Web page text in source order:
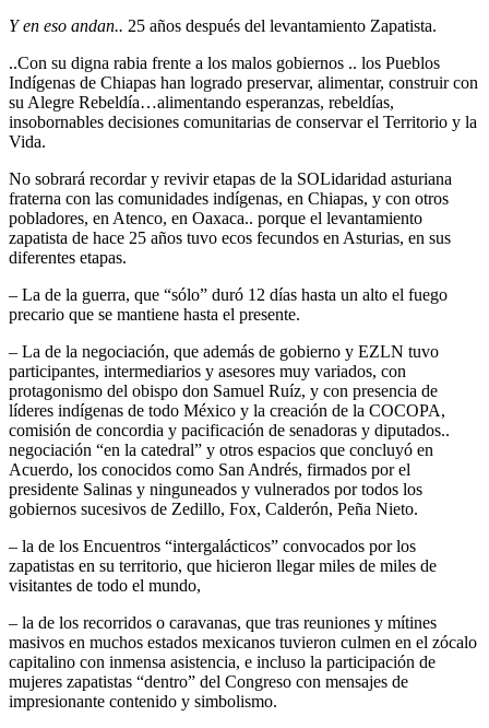
Y en eso andan.. 25 años después del levantamiento Zapatista.
..Con su digna rabia frente a los malos gobiernos .. los Pueblos
Indígenas de Chiapas han logrado preservar, alimentar, construir con
su Alegre Rebeldía…alimentando esperanzas, rebeldías,
insobornables decisiones comunitarias de conservar el Territorio y la
Vida.
No sobrará recordar y revivir etapas de la SOLidaridad asturiana
fraterna con las comunidades indígenas, en Chiapas, y con otros
pobladores, en Atenco, en Oaxaca.. porque el levantamiento
zapatista de hace 25 años tuvo ecos fecundos en Asturias, en sus
diferentes etapas.
– La de la guerra, que “sólo” duró 12 días hasta un alto el fuego
precario que se mantiene hasta el presente.
– La de la negociación, que además de gobierno y EZLN tuvo
participantes, intermediarios y asesores muy variados, con
protagonismo del obispo don Samuel Ruíz, y con presencia de
líderes indígenas de todo México y la creación de la COCOPA,
comisión de concordia y pacificación de senadoras y diputados..
negociación “en la catedral” y otros espacios que concluyó en
Acuerdo, los conocidos como San Andrés, firmados por el
presidente Salinas y ninguneados y vulnerados por todos los
gobiernos sucesivos de Zedillo, Fox, Calderón, Peña Nieto.
– la de los Encuentros “intergalácticos” convocados por los
zapatistas en su territorio, que hicieron llegar miles de miles de
visitantes de todo el mundo,
– la de los recorridos o caravanas, que tras reuniones y mítines
masivos en muchos estados mexicanos tuvieron culmen en el zócalo
capitalino con inmensa asistencia, e incluso la participación de
mujeres zapatistas “dentro” del Congreso con mensajes de
impresionante contenido y simbolismo.